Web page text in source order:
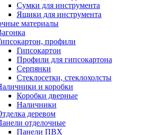
Сумки для инструмента
Ящики для инструмента
материалы
профили
Гипсокартон
Профили для гипсокартона
Серпянки
Стеклосетки, стеклохолсты
и коробки
Коробки дверные
Наличники
деревом
отделочные
Панели ПВХ